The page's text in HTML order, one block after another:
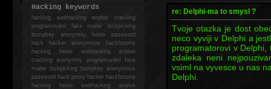
re: Delphi-ma to smysl ?
Tvoje otazka je dost
neco vyviji v Delphi a
programatorovi v
zdaleka neni
vsiml na vyvesce u nas
Delphi.
Hacking keywords
hackingwebhacking exploit cracking
programování fake mailer lockpicking
bumpkey anonymity heslo password
hackhacker anonymous hackforums
hackingheslo webhacking exploit
cracking anonymity programování fake
mailer lockpicking bumpkey anonymous
password hack proxy hacker hackforums
hacking heslo webhacking exploit